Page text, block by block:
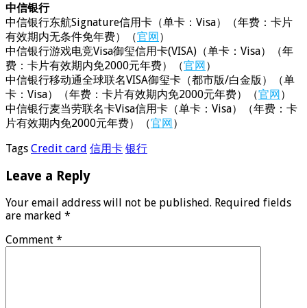
中信银行
中信银行东航Signature信用卡（单卡：Visa）（年费：卡片
有效期内无条件免年费）（官网）
中信银行游戏电竞Visa御玺信用卡(VISA)（单卡：Visa）（年
费：卡片有效期内免2000元年费）（官网）
中信银行移动通全球联名VISA御玺卡（都市版/白金版）（单
卡：Visa）（年费：卡片有效期内免2000元年费）（官网）
中信银行麦当劳联名卡Visa信用卡（单卡：Visa）（年费：卡
片有效期内免2000元年费）（官网）
Tags Credit card 信用卡 银行
Leave a Reply
Your email address will not be published. Required fields
are marked *
Comment *